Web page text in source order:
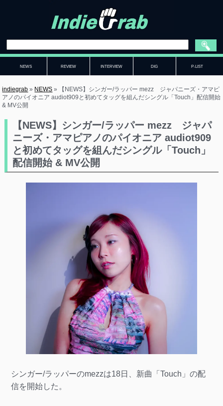
NEWS REVIEW INTERVIEW DIG P-LIST
indiegrab » NEWS »
【NEWS】シンガー/ラッパー mezz ジャパニーズ・アマピ
アノのパイオニア audiot909と初めてタッグを組んだシングル「Touch」配信開始
& MV公開
【NEWS】シンガー/ラッパー mezz ジャパ
ニーズ・アマピアノのパイオニア audiot909
と初めてタッグを組んだシングル「Touch」
配信開始 & MV公開
シンガー/ラッパーのmezzは18日、新曲「Touch」の配
信を開始した。